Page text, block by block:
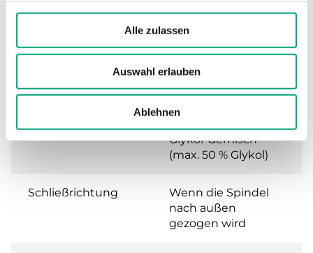
Alle zulassen
Auswahl erlauben
Ablehnen
Linear
0.0 % of Kvs ()
Warmwasser,
Glykol-Gemisch
(max. 50 % Glykol)
Schließrichtung
Wenn die Spindel
nach außen
gezogen wird